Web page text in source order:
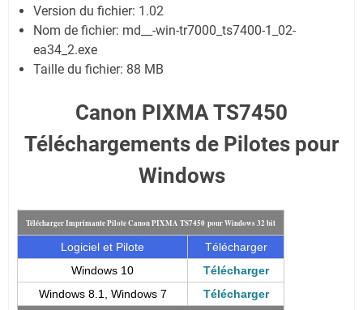
Version du fichier: 1.02
Nom de fichier: md__-win-tr7000_ts7400-1_02-
ea34_2.exe
Taille du fichier: 88 MB
Canon PIXMA TS7450
Téléchargements de Pilotes pour
Windows
Télécharger Imprimante Pilote Canon PIXMA TS7450 pour Windows 32 bit
Logiciel et Pilote
Télécharger
Windows 10
Télécharger
Windows 8.1, Windows 7
Télécharger